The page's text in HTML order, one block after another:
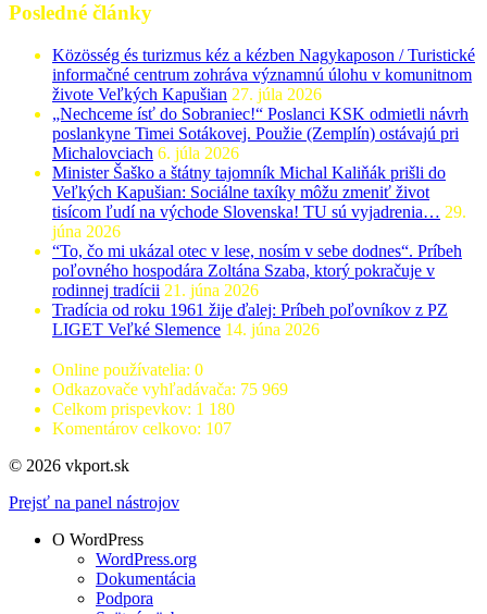
Posledné články
Közösség és turizmus kéz a kézben Nagykaposon / Turistické
informačné centrum zohráva významnú úlohu v komunitnom
živote Veľkých Kapušian 27. júla 2026
„Nechceme ísť do Sobraniec!“ Poslanci KSK odmietli návrh
poslankyne Timei Sotákovej. Použie (Zemplín) ostávajú pri
Michalovciach 6. júla 2026
Minister Šaško a štátny tajomník Michal Kaliňák prišli do
Veľkých Kapušian: Sociálne taxíky môžu zmeniť život
tisícom ľudí na východe Slovenska! TU sú vyjadrenia… 29.
júna 2026
“To, čo mi ukázal otec v lese, nosím v sebe dodnes“. Príbeh
poľovného hospodára Zoltána Szaba, ktorý pokračuje v
rodinnej tradícii 21. júna 2026
Tradícia od roku 1961 žije ďalej: Príbeh poľovníkov z PZ
LIGET Veľké Slemence 14. júna 2026
Online používatelia: 0
Odkazovače vyhľadávača: 75 969
Celkom prispevkov: 1 180
Komentárov celkovo: 107
© 2026 vkport.sk
Prejsť na panel nástrojov
O WordPress
WordPress.org
Dokumentácia
Podpora